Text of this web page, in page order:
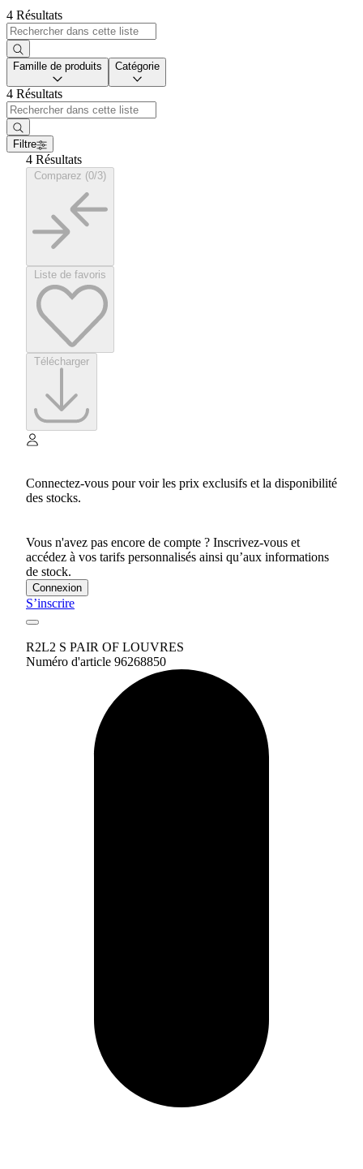
4 Résultats
Famille de produits Catégorie
4 Résultats
Filtre
4 Résultats
Connectez-vous pour voir les prix exclusifs et la disponibilité
des stocks.
Vous n'avez pas encore de compte ? Inscrivez-vous et
accédez à vos tarifs personnalisés ainsi qu’aux informations
de stock.
Connexion
S’inscrire
R2L2 S PAIR OF LOUVRES
Numéro d'article 96268850